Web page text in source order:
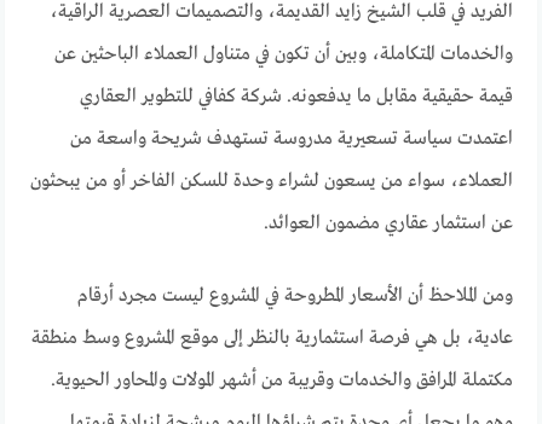
الفريد في قلب الشيخ زايد القديمة، والتصميمات العصرية الراقية،
والخدمات المتكاملة، وبين أن تكون في متناول العملاء الباحثين عن
قيمة حقيقية مقابل ما يدفعونه. شركة كفافي للتطوير العقاري
اعتمدت سياسة تسعيرية مدروسة تستهدف شريحة واسعة من
العملاء، سواء من يسعون لشراء وحدة للسكن الفاخر أو من يبحثون
عن استثمار عقاري مضمون العوائد.
ومن الملاحظ أن الأسعار المطروحة في المشروع ليست مجرد أرقام
عادية، بل هي فرصة استثمارية بالنظر إلى موقع المشروع وسط منطقة
مكتملة المرافق والخدمات وقريبة من أشهر المولات والمحاور الحيوية.